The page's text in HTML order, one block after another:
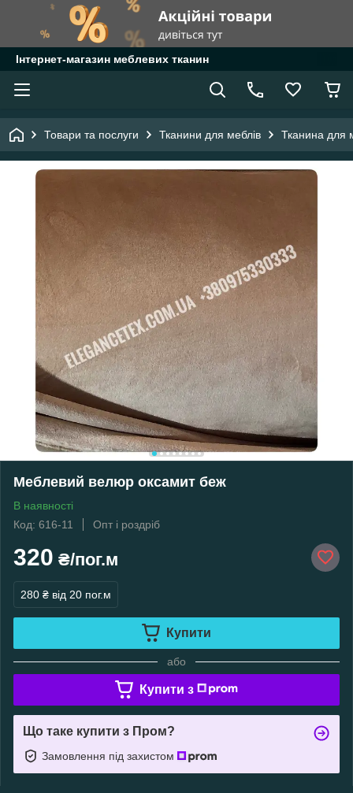
Інтернет-магазин меблевих тканин
Товари та послуги Тканини для меблів Тканина для
Меблевий велюр оксамит беж
В наявності
Код: 616-11
Опт і роздріб
320 ₴/пог.м
280 ₴ від 20 пог.м
Купити
або
Купити з
Що таке купити з Пром?
Замовлення під захистом